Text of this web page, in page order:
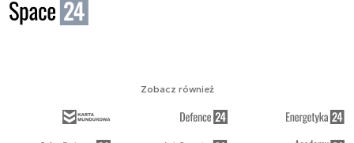
Zobacz również